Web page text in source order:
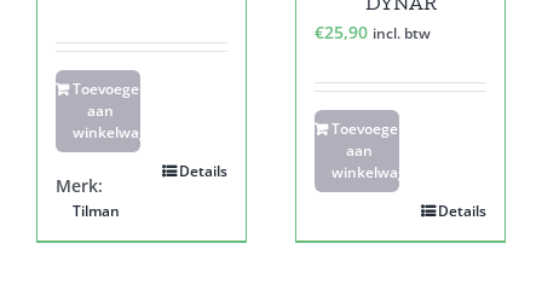
Toevoegen
aan
winkelwagen
Details
Merk:
Tilman
€25,90 incl. btw
Toevoegen
aan
winkelwagen
Details